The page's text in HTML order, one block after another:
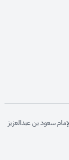
opens
سعود بن عبدالعزيز